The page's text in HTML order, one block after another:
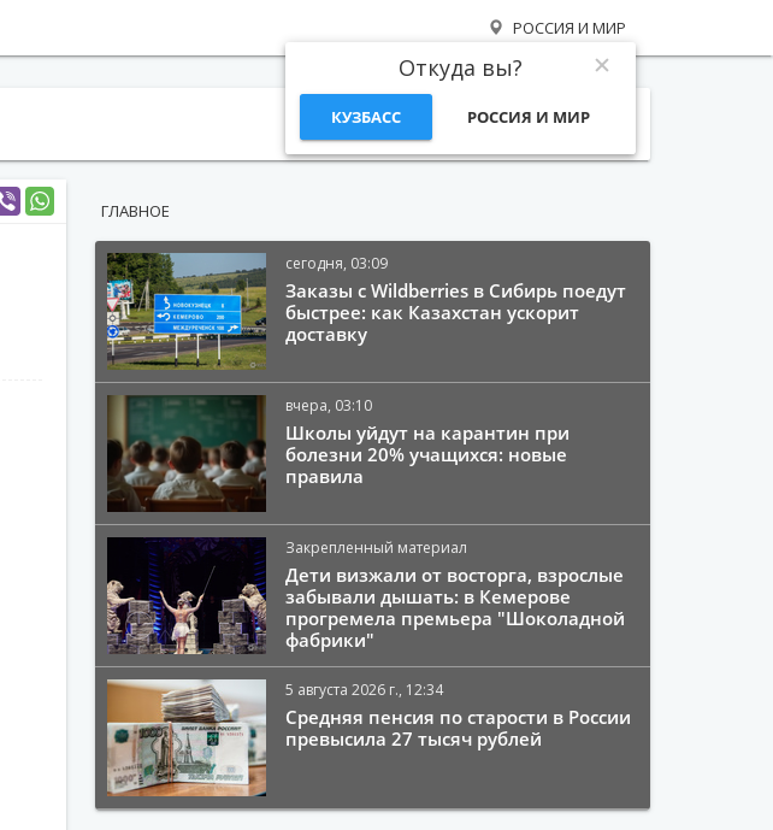
РОССИЯ И МИР
Откуда вы?
КУЗБАСС РОССИЯ И МИР
ГЛАВНОЕ
сегодня, 03:09
Заказы с Wildberries в Сибирь поедут
быстрее: как Казахстан ускорит
доставку
вчера, 03:10
Школы уйдут на карантин при
болезни 20% учащихся: новые
правила
Закрепленный материал
Дети визжали от восторга, взрослые
забывали дышать: в Кемерове
прогремела премьера "Шоколадной
фабрики"
5 августа 2026 г., 12:34
Средняя пенсия по старости в России
превысила 27 тысяч рублей